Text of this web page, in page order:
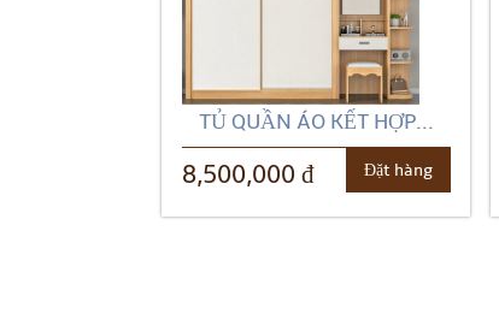
TỦ QUẦN ÁO KẾT HỢP...
8,500,000 đ Đặt hàng